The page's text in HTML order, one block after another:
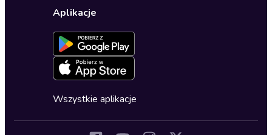
Dla młodzieży
Ustawienia prywatności
Formularz zgłaszania nielegalnych treści
Deklaracja dostępności
Oferta dla firm i bibliotek
Dołącz do newslettera
Blog
Zapowiedzi
Cykle audiobooków
Aplikacje
Wszystkie aplikacje